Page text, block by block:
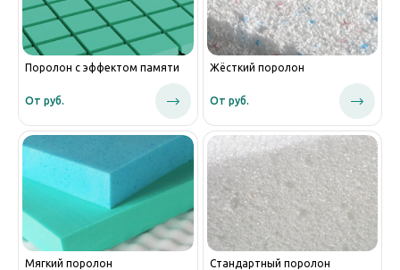
Поролон с эффектом памяти
От руб.
Жёсткий поролон
От руб.
Мягкий поролон Стандартный поролон